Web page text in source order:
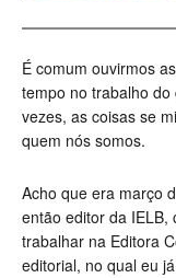
É comum ouvirmos
tempo no trabalho
vezes, as coisas se
quem nós somos.
Acho que era março
então editor da IELB,
trabalhar na Editora
editorial, no qual eu